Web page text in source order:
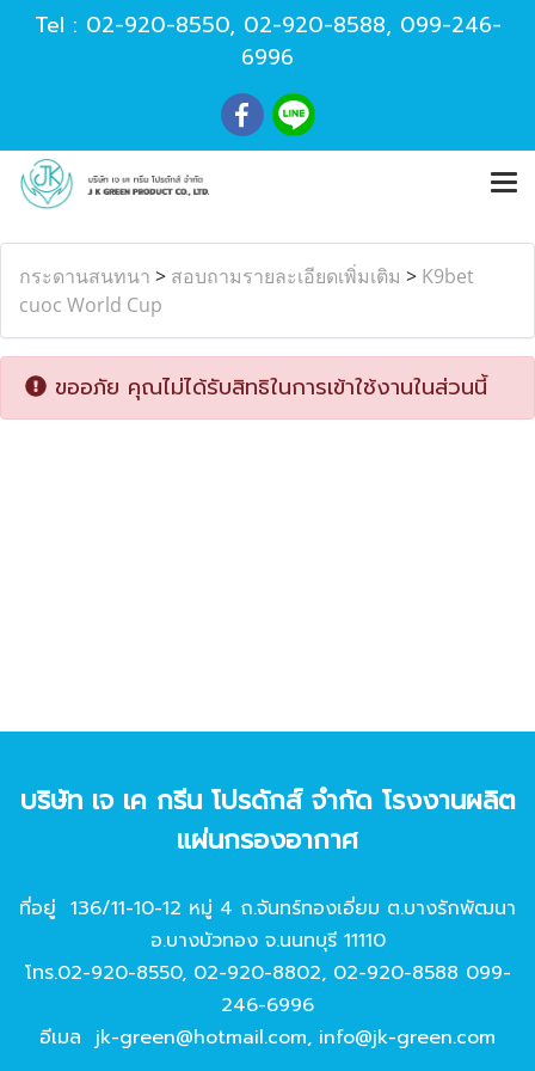
Tel : 02-920-8550, 02-920-8588, 099-246-
6996
กระดานสนทนา > สอบถามรายละเอียดเพิ่มเติม > K9bet
cuoc World Cup
ขออภัย คุณไม่ได้รับสิทธิในการเข้าใช้งานในส่วนนี้
บริษัท เจ เค กรีน โปรดักส์ จํากัด โรงงานผลิต
แผ่นกรองอากาศ
ที่อยู่ 136/11-10-12 หมู่ 4 ถ.จันทร์ทองเอี่ยม ต.บางรักพัฒนา
อ.บางบัวทอง จ.นนทบุรี 11110
โทร.02-920-8550, 02-920-8802, 02-920-8588 099-
246-6996
อีเมล jk-green@hotmail.com, info@jk-green.com